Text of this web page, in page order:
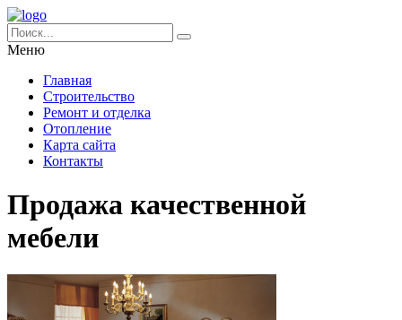
Меню
Главная
Строительство
Ремонт и отделка
Отопление
Карта сайта
Контакты
Продажа качественной
мебели